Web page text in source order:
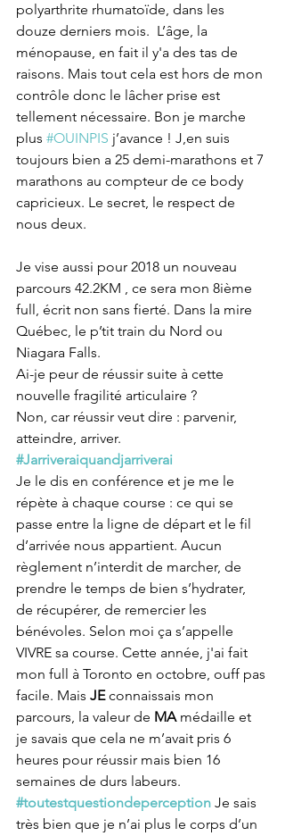
polyarthrite rhumatoïde, dans les
douze derniers mois.  L’âge, la
ménopause, en fait il y'a des tas de
raisons. Mais tout cela est hors de mon
contrôle donc le lâcher prise est
tellement nécessaire. Bon je marche
plus #OUINPIS j’avance ! J,en suis
toujours bien a 25 demi-marathons et 7
marathons au compteur de ce body
capricieux. Le secret, le respect de
nous deux.
Je vise aussi pour 2018 un nouveau
parcours 42.2KM , ce sera mon 8ième
full, écrit non sans fierté. Dans la mire
Québec, le p’tit train du Nord ou
Niagara Falls.
Ai-je peur de réussir suite à cette
nouvelle fragilité articulaire ?
Non, car réussir veut dire : parvenir,
atteindre, arriver.
#Jarriveraiquandjarriverai
Je le dis en conférence et je me le
répète à chaque course : ce qui se
passe entre la ligne de départ et le fil
d’arrivée nous appartient. Aucun
règlement n’interdit de marcher, de
prendre le temps de bien s’hydrater,
de récupérer, de remercier les
bénévoles. Selon moi ça s’appelle
VIVRE sa course. Cette année, j'ai fait
mon full à Toronto en octobre, ouff pas
facile. Mais JE connaissais mon
parcours, la valeur de MA médaille et
je savais que cela ne m’avait pris 6
heures pour réussir mais bien 16
semaines de durs labeurs.
#toutestquestiondeperception Je sais
très bien que je n’ai plus le corps d’un